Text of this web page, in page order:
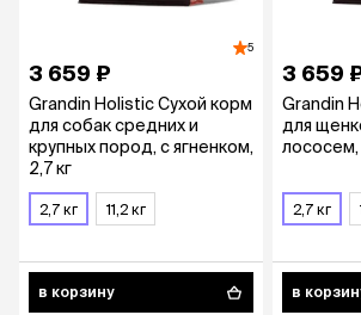
5
3 659 ₽
Grandin Holistic Сухой корм
для собак средних и
крупных пород, с ягненком,
2,7 кг
2,7 кг 11,2 кг
в корзину
3 659
Grandin
для
лососем,
2,7 кг
в